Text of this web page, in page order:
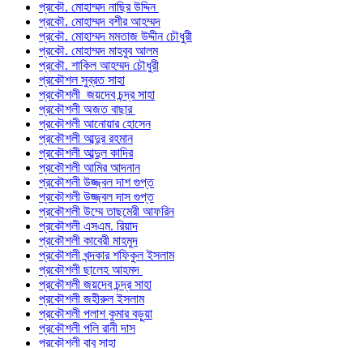
প্রকৌ. মোহাম্মদ নাছির উদ্দিন
প্রকৌ. মোহাম্মদ বশীর আহম্মদ
প্রকৌ. মোহাম্মদ মমতাজ উদ্দীন চৌধুরী
প্রকৌ. মোহাম্মদ মাহবুব আলম
প্রকৌ. শাকিল আহম্মদ চৌধুরী
প্রকৌশল সুব্রত সাহা
প্রকৌশলী জয়দেব চন্দ্র সাহা
প্রকৌশলী অজত বাছার
প্রকৌশলী আনোয়ার হোসেন
প্রকৌশলী আব্দুর রহমান
প্রকৌশলী আব্দুল কাদির
প্রকৌশলী আমির আদনান
প্রকৌশলী উজ্জ্বল দাশ গুপ্ত
প্রকৌশলী উজ্জ্বল দাস গুপ্ত
প্রকৌশলী উম্মে তাছমেরী আফরিন
প্রকৌশলী এসএম. রিয়াদ
প্রকৌশলী কাবেরী মাহমুদ
প্রকৌশলী খন্দকার শফিকুল ইসলাম
প্রকৌশলী ছালেহ আহমদ
প্রকৌশলী জয়দেব চন্দ্র সাহা
প্রকৌশলী জহীরুল ইসলাম
প্রকৌশলী পলাশ কুমার বড়ুয়া
প্রকৌশলী পলি রানী দাস
প্রকৌশলী বাবু সাহা